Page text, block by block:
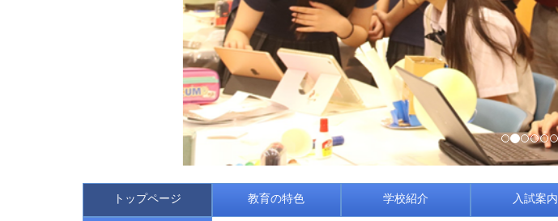
トップページ 教育の特色 学校紹介 入試案内